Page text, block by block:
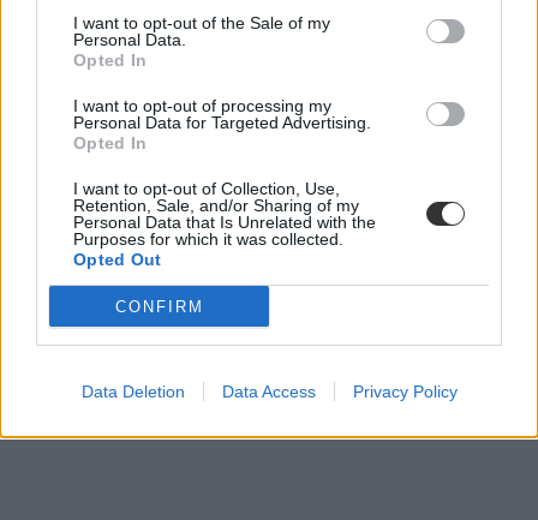
I want to opt-out of the Sale of my
Personal Data.
Opted In
I want to opt-out of processing my
Personal Data for Targeted Advertising.
Opted In
I want to opt-out of Collection, Use,
Retention, Sale, and/or Sharing of my
Personal Data that Is Unrelated with the
Purposes for which it was collected.
Opted Out
CONFIRM
Data Deletion Data Access Privacy Policy
iskolaőr
iskolaőri intézkedés
mobiltelefon tilalom